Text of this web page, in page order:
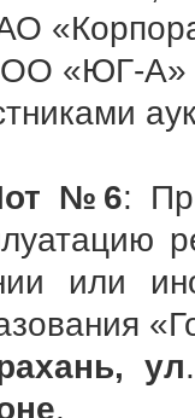
«ЮГ-А»
№6:
или
ул
.